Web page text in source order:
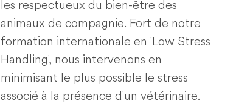
les respectueux du bien-être des
animaux de compagnie. Fort de notre
formation internationale en 'Low Stress
Handling', nous intervenons en
minimisant le plus possible le stress
associé à la présence d'un vétérinaire.